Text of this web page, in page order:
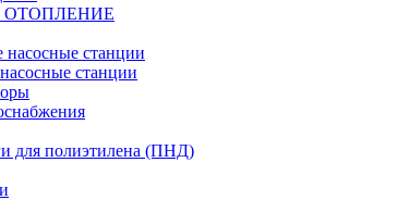
насосные станции
станции
для полиэтилена (ПНД)